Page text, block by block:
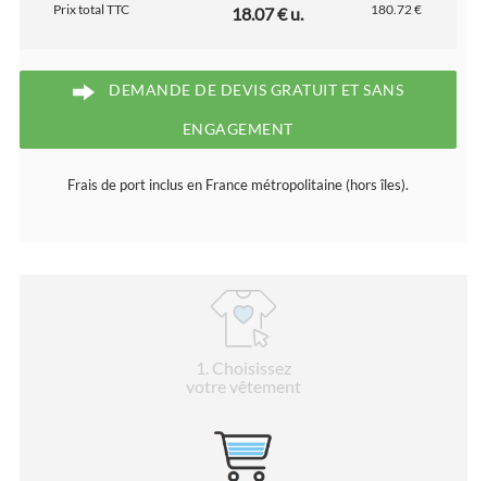
Prix total TTC 18.07 € u. 180.72 €
DEMANDE DE DEVIS GRATUIT ET SANS
ENGAGEMENT
Frais de port inclus en France métropolitaine (hors îles).
1 . Choisissez
votre vêtement